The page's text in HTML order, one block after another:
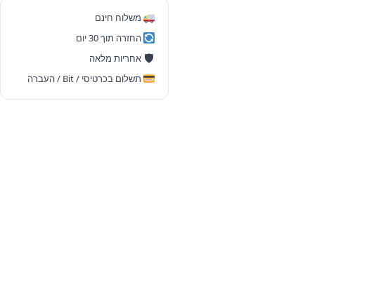
PC
|
i5-
1145G7
|
משלוח חינם
החזרה תוך 30 יום
🛡 אחריות מלאה
תשלום בכרטיסי / Bit / העברה